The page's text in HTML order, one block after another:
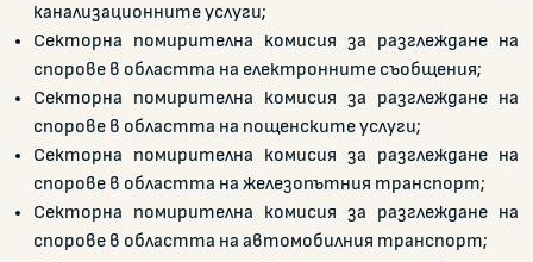
канализационните услуги;
Секторна помирителна комисия за разглеждане на
спорове в областта на електронните съобщения;
Секторна помирителна комисия за разглеждане на
спорове в областта на пощенските услуги;
Секторна помирителна комисия за разглеждане на
спорове в областта на железопътния транспорт;
Секторна помирителна комисия за разглеждане на
спорове в областта на автомобилния транспорт;